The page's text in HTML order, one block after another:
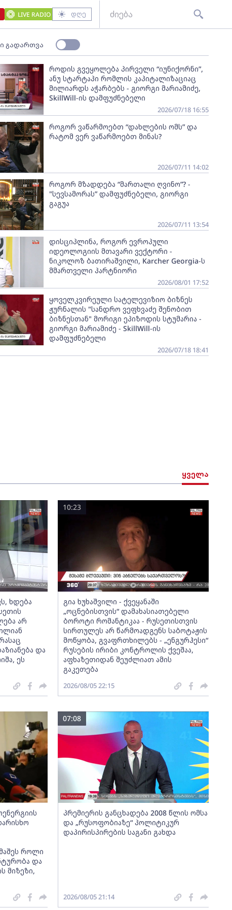
LIVE RADIO დღე
გადართვა
როდის გვეყოლება პირველი “იუნიქორნი”,
ანუ სტარტაპი რომლის კაპიტალიზაციაც
მილიარდს აჭარბებს - გიორგი მარიამიძე,
SkillWill-ის დამფუძნებელი
2026/07/18 16:55
როგორ ვაწარმოებთ “დახლების ომს” და
რატომ ვერ ვაწარმოებთ მინას?
2026/07/11 14:02
როგორ მზადდება “მართალი ღვინო”? -
"სევსამორას” დამფუძნებელი, გიორგი
გაგუა
2026/07/11 13:54
დისციპლინა, როგორ ევროპული
იდეოლოგიის მთავარი ვექტორი -
ნიკოლოზ ბათირაშვილი, Karcher Georgia-ს
მმართველი პარტნიორი
2026/08/01 17:52
ყოველკვირეული სატელევიზიო ბიზნეს
ჟურნალის "სანდრო ვეფხვაძე შენობით
ბიზნესთან" მორიგი ეპიზოდის სტუმარია -
გიორგი მარიამიძე - SkillWill-ის
დამფუძნებელი
2026/07/18 18:41
ყველა
ხდება
არ
და
ეს
გია ხუხაშვილი - ქვეყანაში
„ოცნებისთვის“ დამახასიათებელი
ბოროტი რომანტიკაა - რუსეთისთვის
სირთულეს არ წარმოადგენს საბოტაჟის
მოწყობა, გვაფრთხილებს - „ენგურჰესი“
რუსების ირიბი კონტროლის ქვეშაა,
აფხაზეთიდან შეუძლიათ ამის
გაკეთება
10:23
2026/08/05 22:15
როლი
და
მიზეზი,
პრემიერის განცხადება 2008 წლის ომსა
და „რუსოფობიაზე“ პოლიტიკურ
დაპირისპირების საგანი გახდა
07:08
2026/08/05 21:14